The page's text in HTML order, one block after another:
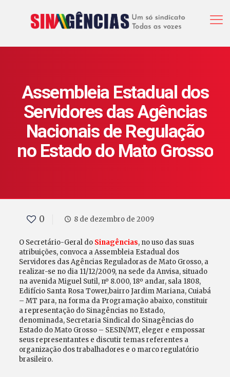
Assembleia Estadual dos
Servidores das Agências
Nacionais de Regulação
no Estado do Mato Grosso
0 8 de dezembro de 2009
O Secretário-Geral do Sinagências, no uso das suas
atribuições, convoca a Assembleia Estadual dos
Servidores das Agências Reguladoras de Mato Grosso, a
realizar-se no dia 11/12/2009, na sede da Anvisa, situado
na avenida Miguel Sutil, nº 8.000, 18º andar, sala 1808,
Edifício Santa Rosa Tower,bairro Jardim Mariana, Cuiabá
– MT para, na forma da Programação abaixo, constituir
a representação do Sinagências no Estado,
denominada, Secretaria Sindical do Sinagências do
Estado do Mato Grosso – SESIN/MT, eleger e empossar
seus representantes e discutir temas referentes a
organização dos trabalhadores e o marco regulatório
brasileiro.